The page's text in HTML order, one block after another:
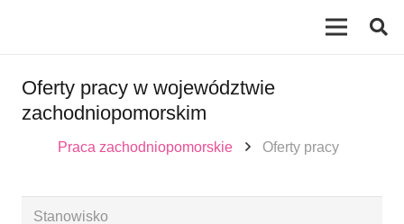
Oferty pracy w województwie
zachodniopomorskim
Praca zachodniopomorskie Oferty pracy